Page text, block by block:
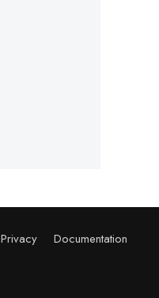
Privacy Documentation